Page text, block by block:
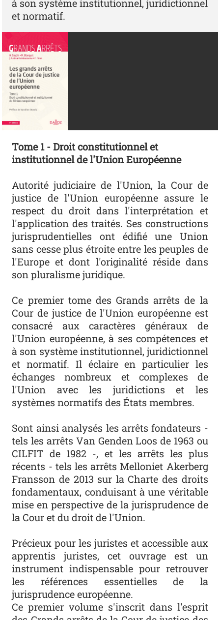
à son système institutionnel, juridictionnel
et normatif.
Tome 1 - Droit constitutionnel et
institutionnel de l'Union Européenne
Autorité judiciaire de l'Union, la Cour de
justice de l'Union européenne assure le
respect du droit dans l'interprétation et
l'application des traités. Ses constructions
jurisprudentielles ont édifié une Union
sans cesse plus étroite entre les peuples de
l'Europe et dont l'originalité réside dans
son pluralisme juridique.
Ce premier tome des Grands arrêts de la
Cour de justice de l'Union européenne est
consacré aux caractères généraux de
l'Union européenne, à ses compétences et
à son système institutionnel, juridictionnel
et normatif. Il éclaire en particulier les
échanges nombreux et complexes de
l'Union avec les juridictions et les
systèmes normatifs des États membres.
Sont ainsi analysés les arrêts fondateurs -
tels les arrêts Van Genden Loos de 1963 ou
CILFIT de 1982 -, et les arrêts les plus
récents - tels les arrêts Melloniet Akerberg
Fransson de 2013 sur la Charte des droits
fondamentaux, conduisant à une véritable
mise en perspective de la jurisprudence de
la Cour et du droit de l'Union.
Précieux pour les juristes et accessible aux
apprentis juristes, cet ouvrage est un
instrument indispensable pour retrouver
les références essentielles de la
jurisprudence européenne.
Ce premier volume s'inscrit dans l'esprit